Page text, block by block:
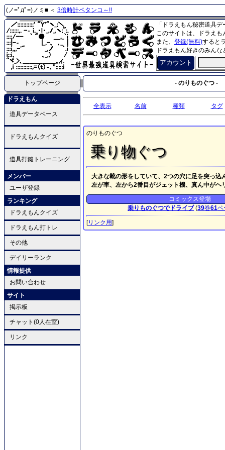
(ノ=ﾟдﾟ=)ノミ■ ＜ 3倍時計ペタンコ～!!
「ドラえもん秘密道具
このサイトは、ドラえ
また、 登録(無料)すると
ドラえもん好きのみん
アカウント
トップページ - のりものぐつ -
ドラえもん
道具データベース
ドラえもんクイズ
道具打鍵トレーニング
メンバー
ユーザ登録
ランキング
ドラえもんクイズ
ドラえもん打トレ
その他
デイリーランク
情報提供
お問い合わせ
サイト
掲示板
チャット(0人在室)
リンク
全表示 名前 種類 タグ
のりものぐつ
乗り物ぐつ
大きな靴の形をしていて、2つの穴に足を突っ
左が車、左から2番目がジェット機、真ん中が
コミックス登場
乗りものぐつでドライブ(39巻61ペ
[リンク用]